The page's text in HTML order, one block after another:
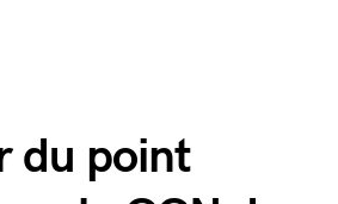
du point